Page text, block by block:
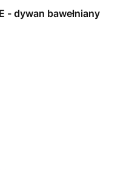
- dywan bawełniany